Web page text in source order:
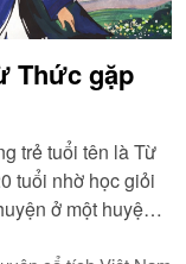
Thức gặp
trẻ tuổi tên là Từ
tuổi nhờ học giỏi
ở một huyện